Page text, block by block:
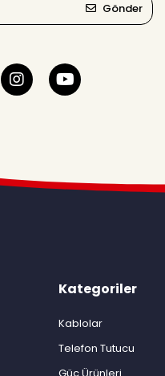
Gönder
Kategoriler
Kablolar
Telefon Tutucu
Güç Ürünleri